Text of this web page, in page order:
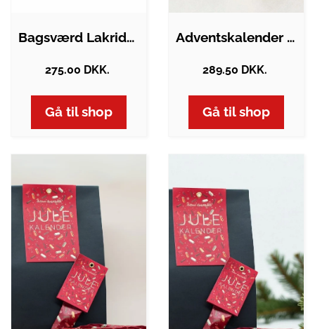
Bagsværd Lakrids - Adventskalender
275.00 DKK.
Gå til shop
Adventskalender | Bagsværd Lakrids 2025
289.50 DKK.
Gå til shop